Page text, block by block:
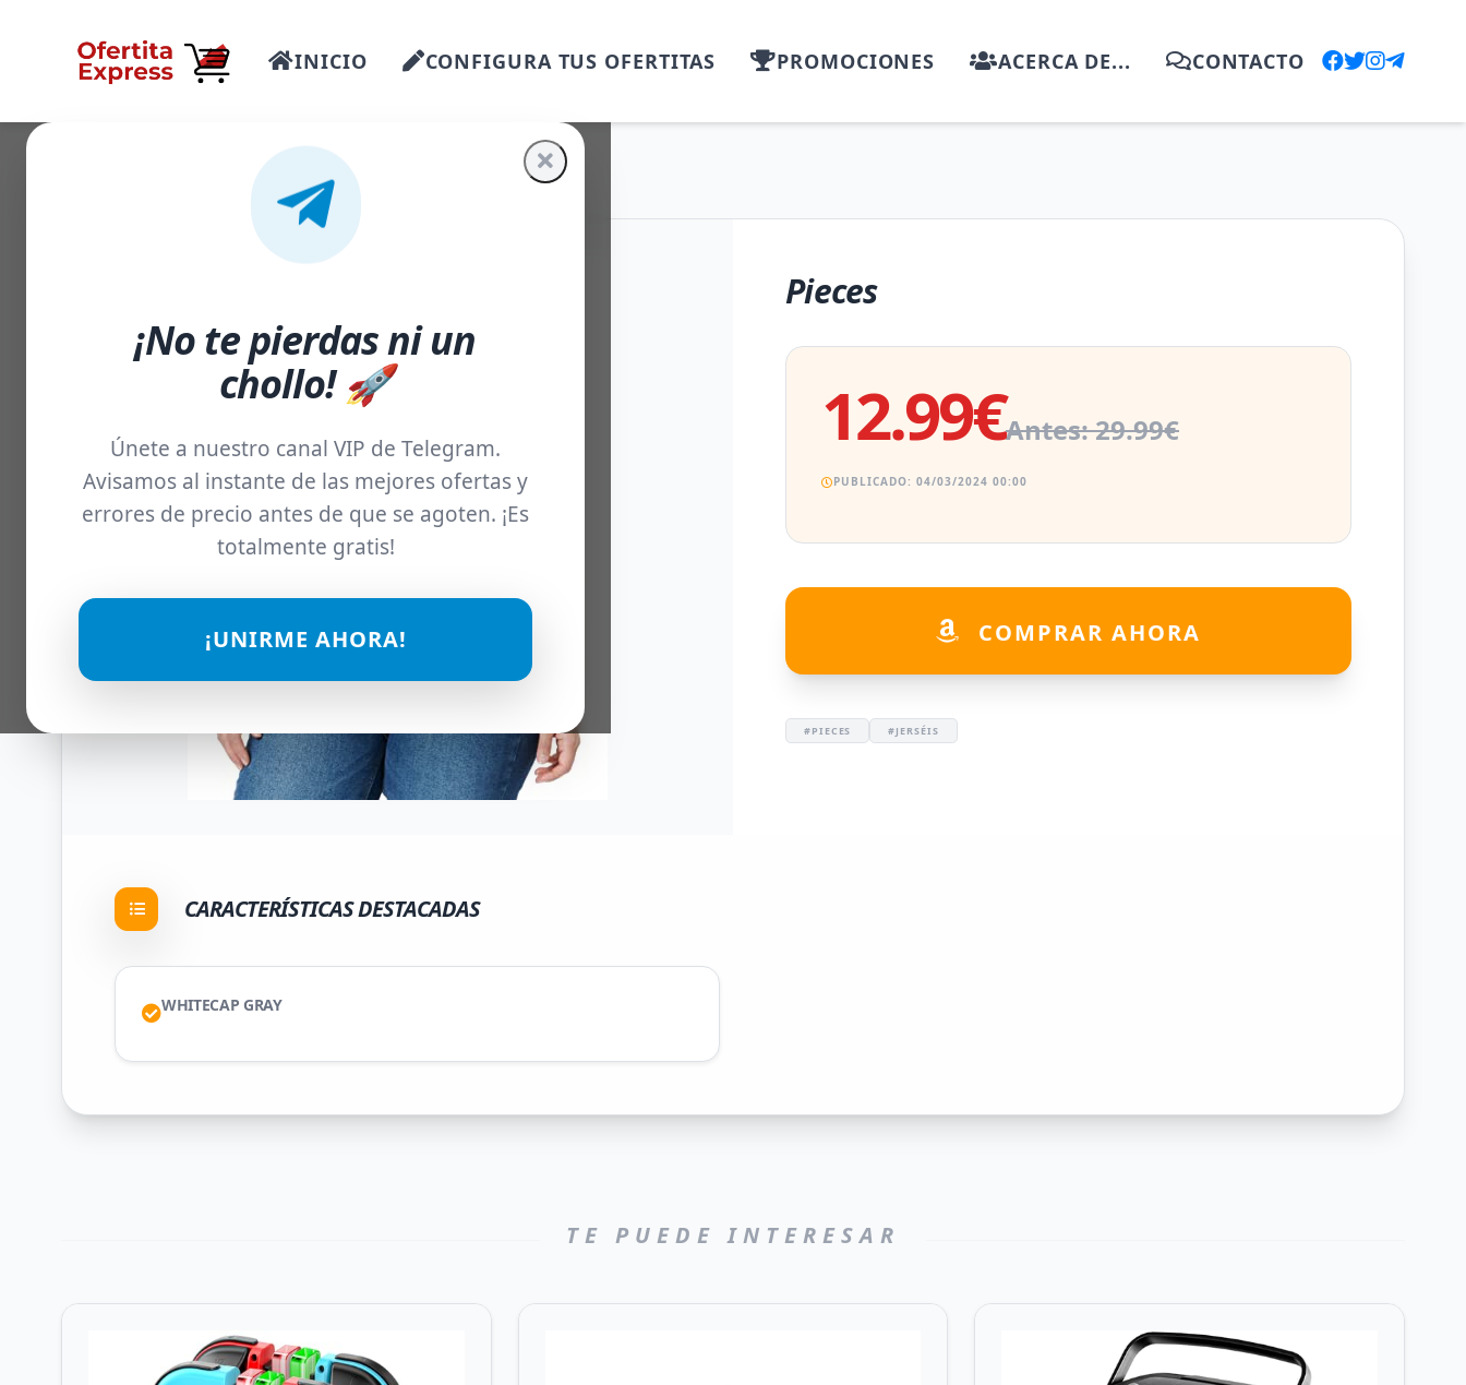
INICIO CONFIGURA TUS OFERTITAS PROMOCIONES ACERCA DE... CONTACTO
¡No te pierdas ni un
chollo! 🚀
Únete a nuestro canal VIP de Telegram.
Avisamos al instante de las mejores ofertas y
errores de precio antes de que se agoten. ¡Es
totalmente gratis!
¡UNIRME AHORA!
Pieces
12.99€Antes: 29.99€
PUBLICADO: 04/03/2024 00:00
COMPRAR AHORA
#PIECES #JERSÉIS
CARACTERÍSTICAS DESTACADAS
WHITECAP GRAY
TE PUEDE INTERESAR